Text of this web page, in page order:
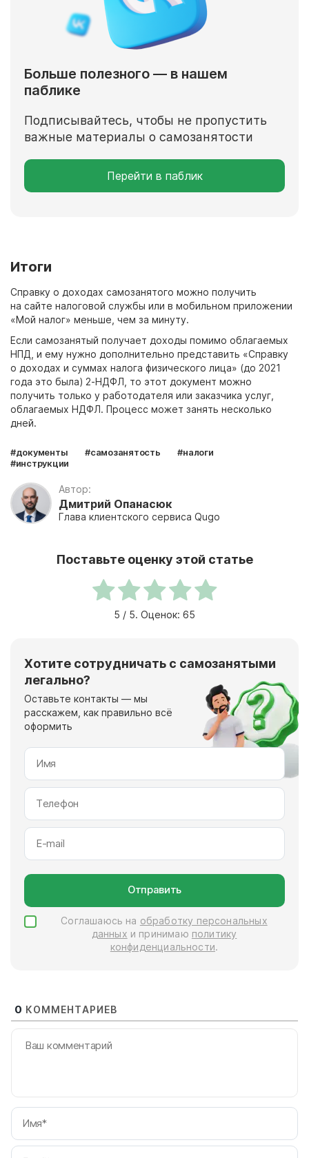
Больше полезного — в нашем
паблике
Подписывайтесь, чтобы не пропустить
важные материалы о самозанятости
Перейти в паблик
Итоги
Справку о доходах самозанятого можно получить
на сайте налоговой службы или в мобильном приложении
«Мой налог» меньше, чем за минуту.
Если самозанятый получает доходы помимо облагаемых
НПД, и ему нужно дополнительно представить «Справку
о доходах и суммах налога физического лица» (до 2021
года это была) 2-НДФЛ, то этот документ можно
получить только у работодателя или заказчика услуг,
облагаемых НДФЛ. Процесс может занять несколько
дней.
#документы #самозанятость
#налоги
#инструкции
Автор:
Дмитрий Опанасюк
Глава клиентского сервиса Qugo
Поставьте оценку этой статье
5 / 5. Оценок: 65
Хотите сотрудничать с самозанятыми
легально?
Оставьте контакты — мы
расскажем, как правильно всё
оформить
Отправить
Соглашаюсь на обработку персональных
данных и принимаю политику
конфиденциальности.
0 КОММЕНТАРИЕВ